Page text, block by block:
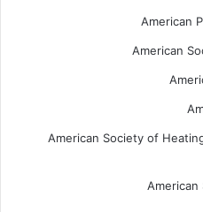
American
American
American Society of
American